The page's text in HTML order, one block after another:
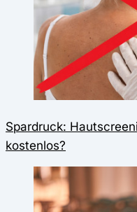
Spardruck:
kostenlos?